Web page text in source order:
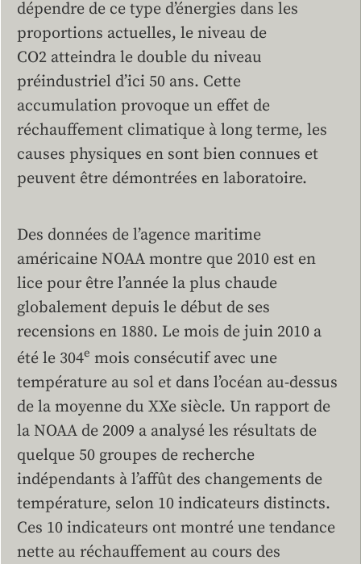
dépendre de ce type d’énergies dans les
proportions actuelles, le niveau de
CO2 atteindra le double du niveau
préindustriel d’ici 50 ans. Cette
accumulation provoque un effet de
réchauffement climatique à long terme, les
causes physiques en sont bien connues et
peuvent être démontrées en laboratoire.
Des données de l’agence maritime
américaine NOAA montre que 2010 est en
lice pour être l’année la plus chaude
globalement depuis le début de ses
recensions en 1880. Le mois de juin 2010 a
été le 304e mois consécutif avec une
température au sol et dans l’océan au-dessus
de la moyenne du XXe siècle. Un rapport de
la NOAA de 2009 a analysé les résultats de
quelque 50 groupes de recherche
indépendants à l’affût des changements de
température, selon 10 indicateurs distincts.
Ces 10 indicateurs ont montré une tendance
nette au réchauffement au cours des